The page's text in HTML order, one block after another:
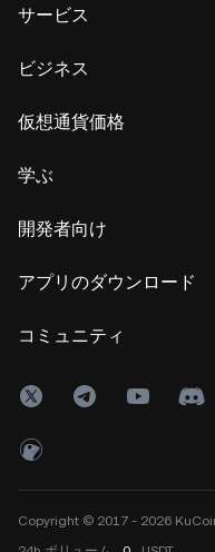
サービス
ビジネス
仮想通貨価格
学ぶ
開発者向け
アプリのダウンロード
コミュニティ
Copyright © 2017 - 2026